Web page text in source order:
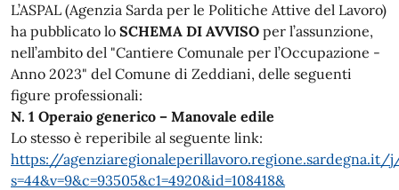
L’ASPAL (Agenzia Sarda per le Politiche Attive del Lavoro)
ha pubblicato lo SCHEMA DI AVVISO per l’assunzione,
nell’ambito del "Cantiere Comunale per l’Occupazione -
Anno 2023" del Comune di Zeddiani, delle seguenti
figure professionali:
N. 1 Operaio generico – Manovale edile
Lo stesso è reperibile al seguente link:
https://agenziaregionaleperillavoro.regione.sardegna.it/
s=44&v=9&c=93505&c1=4920&id=108418&